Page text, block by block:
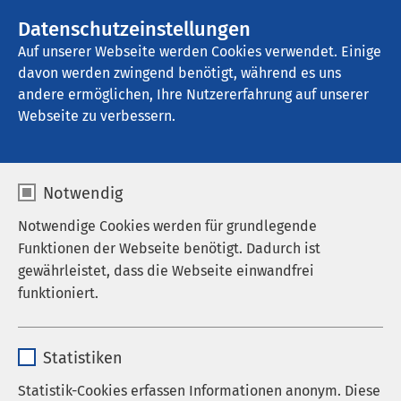
Datenschutzeinstellungen
Auf unserer Webseite werden Cookies verwendet. Einige
davon werden zwingend benötigt, während es uns
andere ermöglichen, Ihre Nutzererfahrung auf unserer
Webseite zu verbessern.
Notwendig
Notwendige Cookies werden für grundlegende
Funktionen der Webseite benötigt. Dadurch ist
gewährleistet, dass die Webseite einwandfrei
funktioniert.
Anbieter sgalinski
Statistiken
Statistik-Cookies erfassen Informationen anonym. Diese
AMEOS Klinikum Neustadt
Termin buchen
Termin online buchen
Uhr einen Termin in unserer Tagesklinik online
vereinbaren – Sie werden dazu weitergeleitet auf